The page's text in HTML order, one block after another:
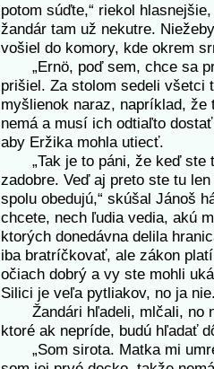
potom súďte,“ riekol
žandár tam už nekutre.
vošiel do komory, kde okrem
„Ernö, poď sem, chce sa
prišiel. Za stolom sedeli všetci
myšlienok naraz, napríklad,
nemá a musí ich odtiaľto
aby Eržika mohla utiecť.
„Tak je to páni, že keď ste
zadobre. Veď aj preto ste tu
spolu obedujú,“ skúšal Jánoš
chcete, nech ľudia vedia, akú
ktorých donedávna delila
iba bratríčkovať, ale zákon
očiach dobrý a vy ste mohli
Silici je veľa pytliakov, no ja
Žandári hľadeli, mlčali, no
ktoré ak nepríde, budú hľadať
„Som sirota. Matka mi